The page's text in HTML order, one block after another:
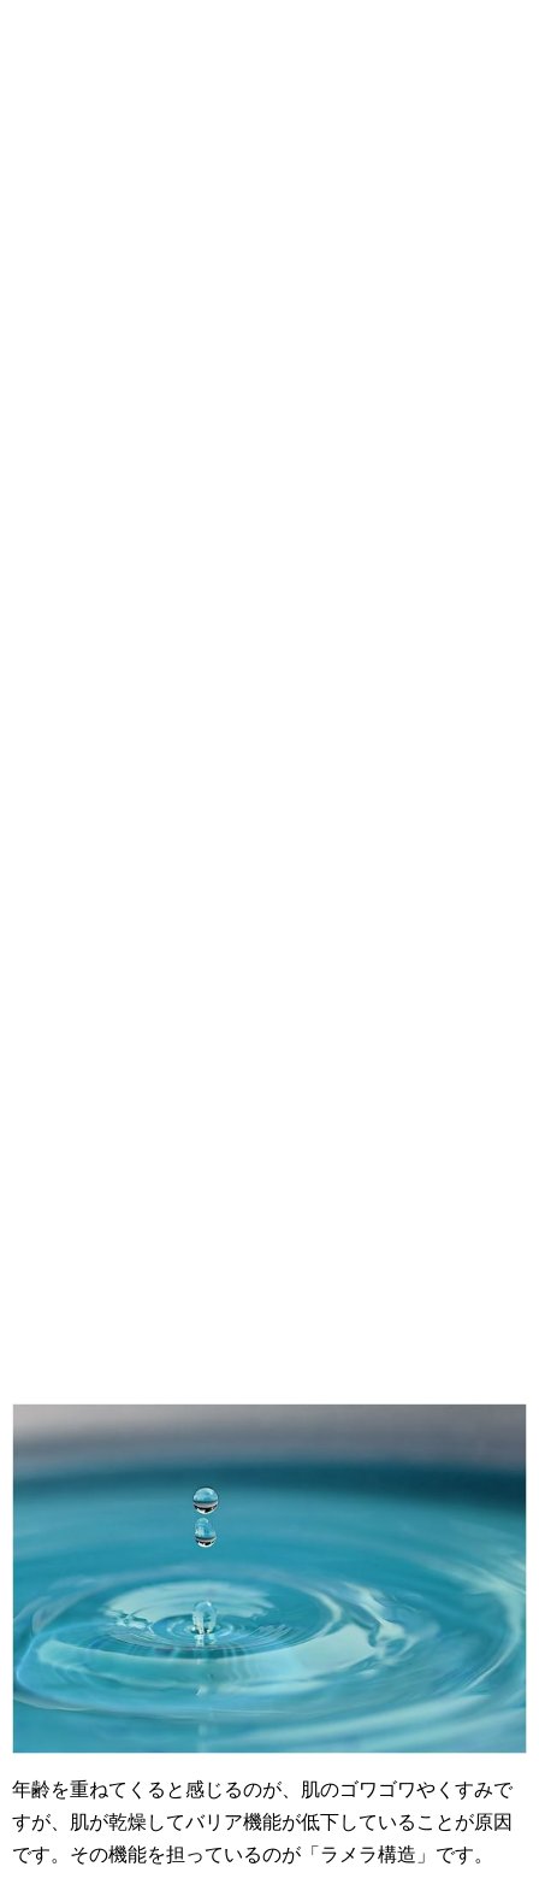
年齢を重ねてくると感じるのが、肌のゴワゴワやくすみで
すが、肌が乾燥してバリア機能が低下していることが原因
です。その機能を担っているのが「ラメラ構造」です。